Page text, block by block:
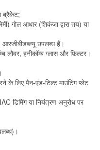
ब्रैकेट;
गोल आधार (शिकंजा द्वारा तय) या
उपलब्ध हैं।
लौवर, हनीकॉम्ब ग्लास और फ़िल्टर।
के लिए पैन-एंड-टिल्ट माउंटिंग प्लेट
डिमिंग या नियंत्रण अनुरोध पर